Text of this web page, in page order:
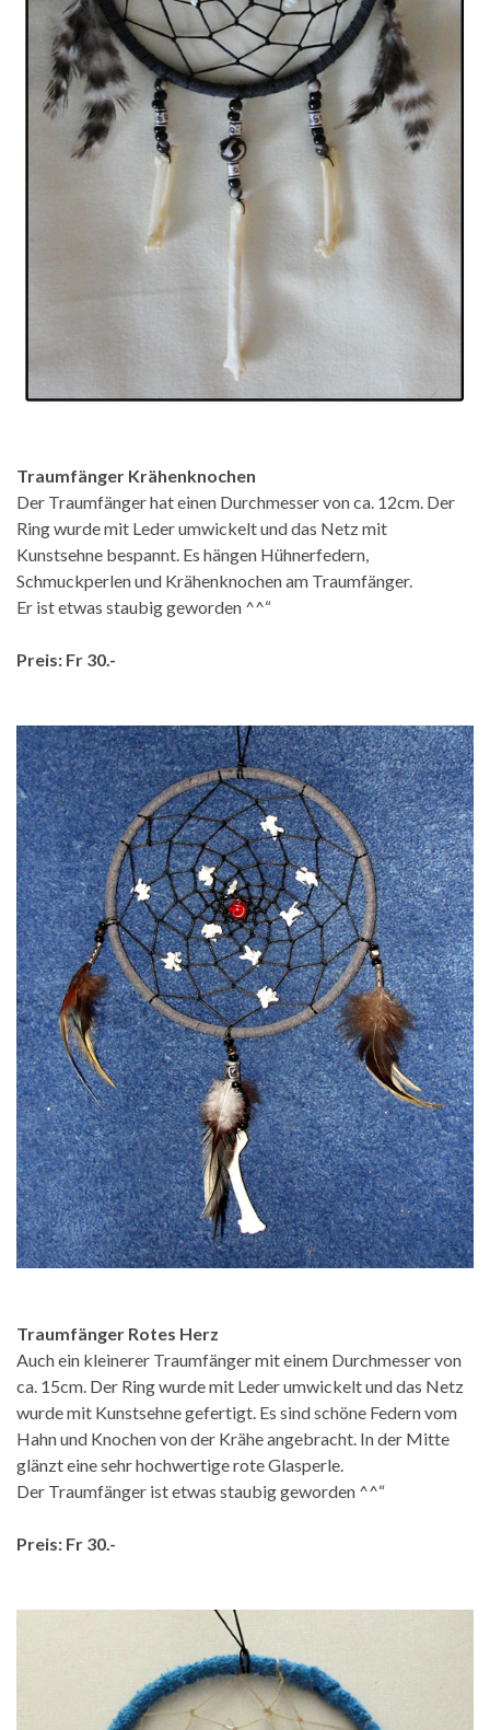
Traumfänger Krähenknochen
Der Traumfänger hat einen Durchmesser von ca. 12cm. Der
Ring wurde mit Leder umwickelt und das Netz mit
Kunstsehne bespannt. Es hängen Hühnerfedern,
Schmuckperlen und Krähenknochen am Traumfänger.
Er ist etwas staubig geworden ^^“
Preis: Fr 30.-
Traumfänger Rotes Herz
Auch ein kleinerer Traumfänger mit einem Durchmesser von
ca. 15cm. Der Ring wurde mit Leder umwickelt und das Netz
wurde mit Kunstsehne gefertigt. Es sind schöne Federn vom
Hahn und Knochen von der Krähe angebracht. In der Mitte
glänzt eine sehr hochwertige rote Glasperle.
Der Traumfänger ist etwas staubig geworden ^^“
Preis: Fr 30.-